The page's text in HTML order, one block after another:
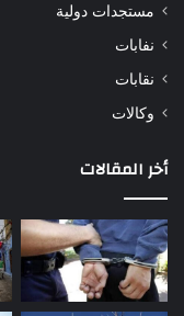
مستجدات دولية
نفابات
نقابات
وكالات
أخر المقالات